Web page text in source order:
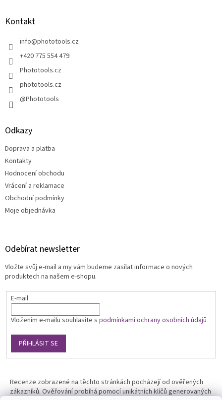
Kontakt
info@phototools.cz
+420 775 554 479
Phototools.cz
phototools.cz
@Phototools
Odkazy
Doprava a platba
Kontakty
Hodnocení obchodu
Vrácení a reklamace
Obchodní podmínky
Moje objednávka
Odebírat newsletter
Vložte svůj e-mail a my vám budeme zasílat informace o nových
produktech na našem e-shopu.
E-mail
Vložením e-mailu souhlasíte s podmínkami ochrany osobních údajů
PŘIHLÁSIT SE
Recenze zobrazené na těchto stránkách pocházejí od ověřených
zákazníků. Ověřování probíhá pomocí unikátních klíčů generovaných